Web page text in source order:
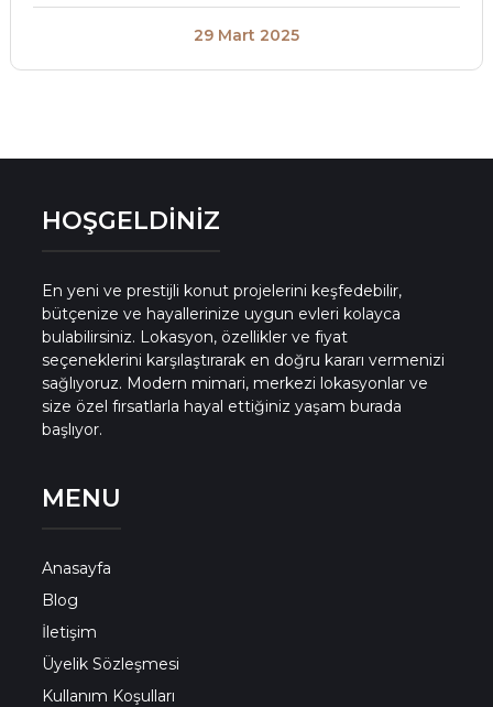
29 Mart 2025
HOŞGELDİNİZ
En yeni ve prestijli konut projelerini keşfedebilir,
bütçenize ve hayallerinize uygun evleri kolayca
bulabilirsiniz. Lokasyon, özellikler ve fiyat
seçeneklerini karşılaştırarak en doğru kararı vermenizi
sağlıyoruz. Modern mimari, merkezi lokasyonlar ve
size özel fırsatlarla hayal ettiğiniz yaşam burada
başlıyor.
MENU
Anasayfa
Blog
İletişim
Üyelik Sözleşmesi
Kullanım Koşulları